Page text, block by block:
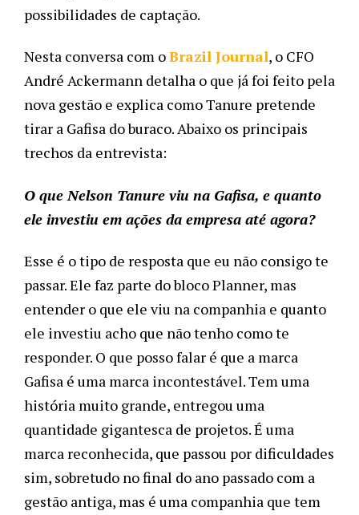
possibilidades de captação.
Nesta conversa com oBrazil Journal, o CFO
André Ackermann detalha o que já foi feito pela
nova gestão e explica como Tanure pretende
tirar a Gafisa do buraco. Abaixo os principais
trechos da entrevista:
O que Nelson Tanure viu na Gafisa, e quanto
ele investiu em ações da empresa até agora?
Esse é o tipo de resposta que eu não consigo te
passar. Ele faz parte do bloco Planner, mas
entender o que ele viu na companhia e quanto
ele investiu acho que não tenho como te
responder. O que posso falar é que a marca
Gafisa é uma marca incontestável. Tem uma
história muito grande, entregou uma
quantidade gigantesca de projetos. É uma
marca reconhecida, que passou por dificuldades
sim, sobretudo no final do ano passado com a
gestão antiga, mas é uma companhia que tem